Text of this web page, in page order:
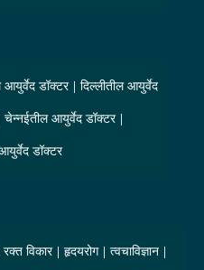
आयुर्वेद डॉक्टर
दिल्लीतील आयुर्वेद
चेन्नईतील आयुर्वेद डॉक्टर
डॉक्टर
रक्त विकार हृदयरोग
त्वचाविज्ञान